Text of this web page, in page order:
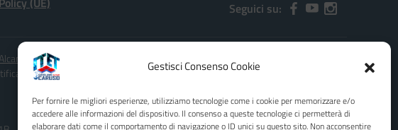
Gestisci Consenso Cookie
Per fornire le migliori esperienze, utilizziamo tecnologie come i cookie per memorizzare e/o
accedere alle informazioni del dispositivo. Il consenso a queste tecnologie ci permetterà di
elaborare dati come il comportamento di navigazione o ID unici su questo sito. Non acconsentire
Seguici su:
(TP)
(PEC):tptd02000x@pec.istruzione.it